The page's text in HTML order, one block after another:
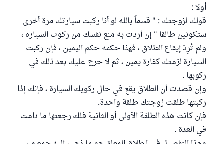
أولا :
قولك لزوجتك : " قسماً بالله لو أنا ركبت سيارتك مرة أخرى
ستكونين طالقا " إن أردت به منع نفسك من ركوب السيارة ،
ولم تُرِدْ إيقاع الطلاق ، فهذا حكمه حكم اليمين ، فإن ركبت
السيارة لزمتك كفارة يمين ، ثم لا حرج عليك بعد ذلك في
ركوبها .
وإن قصدت أن الطلاق يقع في حال ركوبك السيارة ، فإنك إذا
ركبتها طلقت زوجتك طلقة واحدة.
فإن كانت هذه الطلقة الأولى أو الثانية فلك رجعتها ما دامت
في العدة .